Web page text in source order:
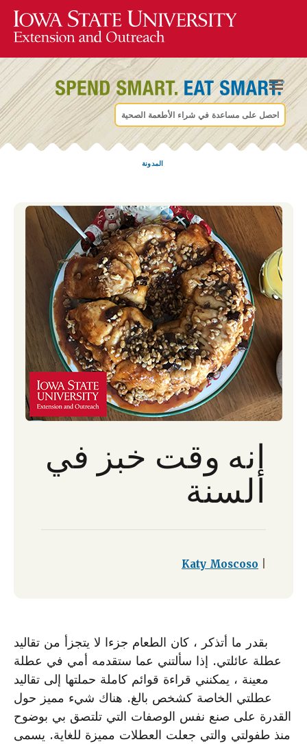
احصل على مساعدة في شراء الأطعمة الصحية
المدونة
إنه وقت خبز في
السنة
Katy Moscoso
بقدر ما أتذكر ، كان الطعام جزءا لا يتجزأ من تقاليد
عطلة عائلتي. إذا سألتني عما ستقدمه أمي في عطلة
معينة ، يمكنني قراءة قوائم كاملة حملتها إلى تقاليد
عطلتي الخاصة كشخص بالغ. هناك شيء مميز حول
القدرة على صنع نفس الوصفات التي تلتصق بي بوضوح
منذ طفولتي والتي جعلت العطلات مميزة للغاية. يسمى